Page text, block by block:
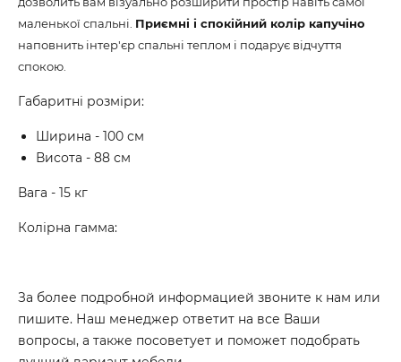
маленької спальні. Приємні і спокійний колір капучіно
наповнить інтер'єр спальні теплом і подарує відчуття
спокою.
Габаритні розміри:
Ширина - 100 см
Висота - 88 см
Вага - 15 кг
Колірна гамма:
За более подробной информацией звоните к нам или
пишите. Наш менеджер ответит на все Ваши
вопросы, а также посоветует и поможет подобрать